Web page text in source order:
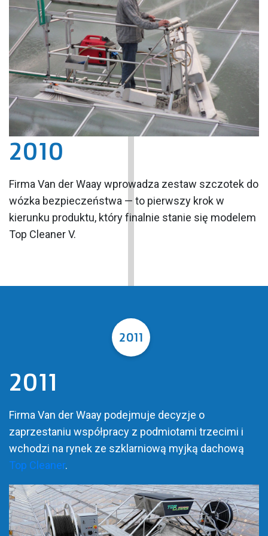
2010
Firma Van der Waay wprowadza zestaw szczotek do
wózka bezpieczeństwa — to pierwszy krok w
kierunku produktu, który finalnie stanie się modelem
Top Cleaner V.
2011
2011
Firma Van der Waay podejmuje decyzje o
zaprzestaniu współpracy z podmiotami trzecimi i
wchodzi na rynek ze szklarniową myjką dachową
Top Cleaner.